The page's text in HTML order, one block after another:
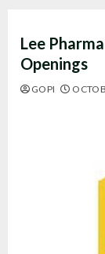
Lee
Openings
GOPI